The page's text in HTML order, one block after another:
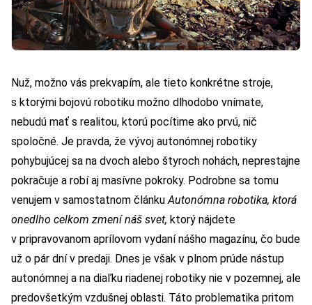
Nuž, možno vás prekvapím, ale tieto konkrétne stroje,
s ktorými bojovú robotiku možno dlhodobo vnímate,
nebudú mať s realitou, ktorú pocítime ako prvú, nič
spoločné. Je pravda, že vývoj autonómnej robotiky
pohybujúcej sa na dvoch alebo štyroch nohách, neprestajne
pokračuje a robí aj masívne pokroky. Podrobne sa tomu
venujem v samostatnom článkuAutonómna robotika, ktorá
onedlho celkom zmení náš svet, ktorý nájdete
v pripravovanom aprílovom vydaní nášho magazínu, čo bude
už o pár dní v predaji. Dnes je však v plnom prúde nástup
autonómnej a na diaľku riadenej robotiky nie v pozemnej, ale
predovšetkým vzdušnej oblasti. Táto problematika pritom